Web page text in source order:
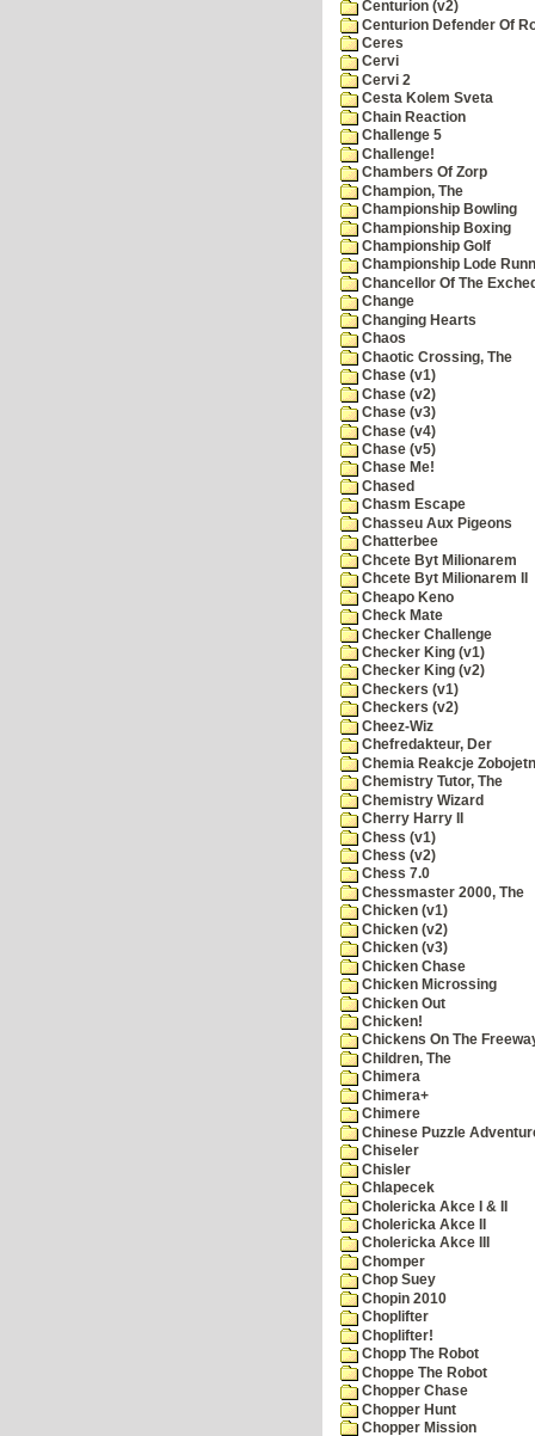
Centurion (v2)
Centurion Defender Of
Ceres
Cervi
Cervi 2
Cesta Kolem Sveta
Chain Reaction
Challenge 5
Challenge!
Chambers Of Zorp
Champion, The
Championship Bowling
Championship Boxing
Championship Golf
Championship Lode
Chancellor Of The
Change
Changing Hearts
Chaos
Chaotic Crossing, The
Chase (v1)
Chase (v2)
Chase (v3)
Chase (v4)
Chase (v5)
Chase Me!
Chased
Chasm Escape
Chasseu Aux Pigeons
Chatterbee
Chcete Byt Milionarem
Chcete Byt Milionarem II
Cheapo Keno
Check Mate
Checker Challenge
Checker King (v1)
Checker King (v2)
Checkers (v1)
Checkers (v2)
Cheez-Wiz
Chefredakteur, Der
Chemia Reakcje
Chemistry Tutor, The
Chemistry Wizard
Cherry Harry II
Chess (v1)
Chess (v2)
Chess 7.0
Chessmaster 2000, The
Chicken (v1)
Chicken (v2)
Chicken (v3)
Chicken Chase
Chicken Microssing
Chicken Out
Chicken!
Chickens On The
Children, The
Chimera
Chimera+
Chimere
Chinese Puzzle
Chiseler
Chisler
Chlapecek
Cholericka Akce I & II
Cholericka Akce II
Cholericka Akce III
Chomper
Chop Suey
Chopin 2010
Choplifter
Choplifter!
Chopp The Robot
Choppe The Robot
Chopper Chase
Chopper Hunt
Chopper Mission